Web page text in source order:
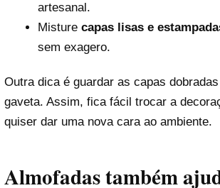
artesanal.
Misture capas lisas e
sem exagero.
Outra dica é guardar as capas
gaveta. Assim, fica fácil trocar a
quiser dar uma nova cara ao ambiente.
Almofadas também